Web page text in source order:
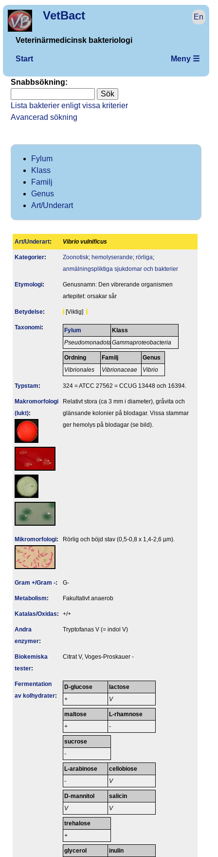
VetBact En
Veterinärmedicinsk bakteriologi
Start Meny ☰
Snabbsökning:
Lista bakterier enligt vissa kriterier
Avancerad sökning
Fylum
Klass
Familj
Genus
Art/Underart
Art/Underart: Vibrio vulnificus
Kategorier: Zoonotisk; hemolyserande; rörliga;
anmälningspliktiga sjukdomar och bakterier
Etymologi:
Genusnamn: Den vibrerande organismen
artepitet: orsakar sår
Betydelse: [Viktig]
Taxonomi: Fylum
Pseudomonadota
Klass
Gammaproteobacteria
Ordning
Vibrionales
Familj
Vibrionaceae
Genus
Vibrio
Typstam: 324 = ATCC 27562 = CCUG 13448 och 16394.
Makromorfologi
(lukt):
Relativt stora (ca 3 mm i diameter), gråvita och
glänsande kolonier på blodagar. Vissa stammar
ger hemolys på blodagar (se bild).
Mikromorfologi: Rörlig och böjd stav (0,5-0,8 x 1,4-2,6 µm).
Gram +/Gram -: G-
Metabolism: Fakultativt anaerob
Katalas/Oxidas: +/+
Andra
enzymer:
Tryptofanas V (= indol V)
Biokemiska
tester:
Citrat V, Voges-Proskauer -
Fermentation
av kolhydrater:
D-glucose
+
lactose
V
maltose
+
L-rhamnose
-
sucrose
-
L-arabinose
-
cellobiose
V
D-mannitol
V
salicin
V
trehalose
+
glycerol inulin